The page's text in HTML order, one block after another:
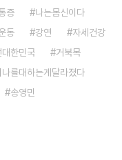
증
나는몸신이다
동 강연
자세건강
대한민국
거북목
를대하는게달라졌다
송영민